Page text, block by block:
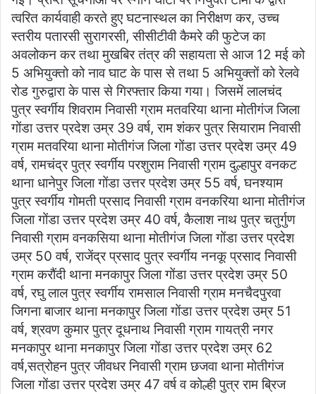
त्वरित कार्यवाही करते हुए घटनास्थल का निरीक्षण कर, उच्च
स्तरीय पतारसी सुरागरसी, सीसीटीवी कैमरे की फुटेज का
अवलोकन कर तथा मुखबिर तंत्र की सहायता से आज 12 मई को
5 अभियुक्तो को नाव घाट के पास से तथा 5 अभियुक्तों को रेलवे
रोड गुरुद्वारा के पास से गिरफ्तार किया गया। जिसमें लालचंद
पुत्र स्वर्गीय शिवराम निवासी ग्राम मतवरिया थाना मोतीगंज जिला
गोंडा उत्तर प्रदेश उम्र 39 वर्ष, राम शंकर पुत्र सियाराम निवासी
ग्राम मतवरिया थाना मोतीगंज जिला गोंडा उत्तर प्रदेश उम्र 49
वर्ष, रामचंद्र पुत्र स्वर्गीय परशुराम निवासी ग्राम दुल्हापुर वनकट
थाना धानेपुर जिला गोंडा उत्तर प्रदेश उम्र 55 वर्ष, घनश्याम
पुत्र स्वर्गीय गोमती प्रसाद निवासी ग्राम वनकरिया थाना मोतीगंज
जिला गोंडा उत्तर प्रदेश उम्र 40 वर्ष, कैलाश नाथ पुत्र चतुर्गुण
निवासी ग्राम वनकसिया थाना मोतीगंज जिला गोंडा उत्तर प्रदेश
उम्र 50 वर्ष, राजेंद्र प्रसाद पुत्र स्वर्गीय ननकू प्रसाद निवासी
ग्राम करौंदी थाना मनकापुर जिला गोंडा उत्तर प्रदेश उम्र 50
वर्ष, रघु लाल पुत्र स्वर्गीय रामसाल निवासी ग्राम मनचैदपुरवा
जिगना बाजार थाना मनकापुर जिला गोंडा उत्तर प्रदेश उम्र 51
वर्ष, श्रवण कुमार पुत्र दूधनाथ निवासी ग्राम गायत्री नगर
मनकापुर थाना मनकापुर जिला गोंडा उत्तर प्रदेश उम्र 62
वर्ष,सत्रोहन पुत्र जीवधर निवासी ग्राम छजवा थाना मोतीगंज
जिला गोंडा उत्तर प्रदेश उम्र 47 वर्ष व कोल्ही पुत्र राम ब्रिज